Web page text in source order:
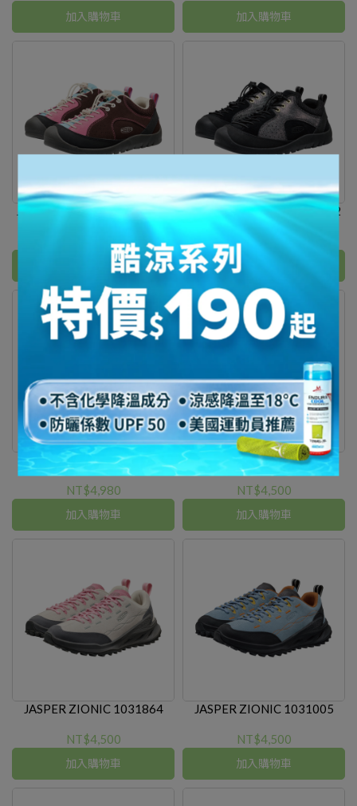
加入購物車 加入購物車
JASPER ROCKS SP 1032171
NT$3,980
加入購物車
JASPER ROCKS SP 1032172
NT$3,980
加入購物車
JASPER ZIONIC 1032234
NT$4,980
加入購物車
JASPER ZIONIC 1031868
NT$4,500
加入購物車
JASPER ZIONIC 1031864
NT$4,500
加入購物車
JASPER ZIONIC 1031005
NT$4,500
加入購物車